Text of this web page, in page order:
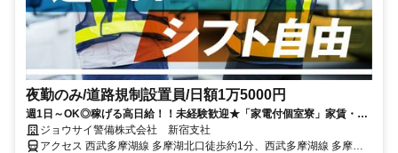
夜勤のみ/道路規制設置員/日額1万5000円
週1日～OK◎稼げる高日給！！未経験歓迎★「家電付個室寮」家賃・光
熱費3ヶ月無料★
ジョウサイ警備株式会社 新宿支社
アクセス 西武多摩湖線 多摩湖北口徒歩約1分、西武多摩湖線 多摩湖